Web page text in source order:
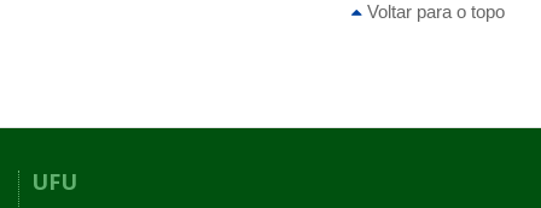
Voltar para o topo
UFU